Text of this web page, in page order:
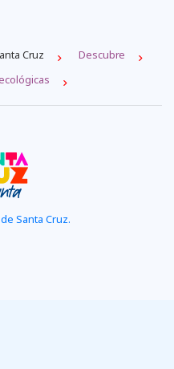
Cruz
Descubre
Santa Cruz.